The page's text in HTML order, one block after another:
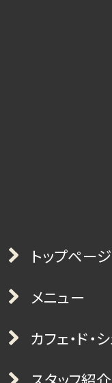
トップページ
メニュー
カフェ・ド・